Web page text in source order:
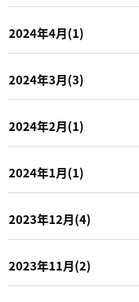
2024年4月(1)
2024年3月(3)
2024年2月(1)
2024年1月(1)
2023年12月(4)
2023年11月(2)